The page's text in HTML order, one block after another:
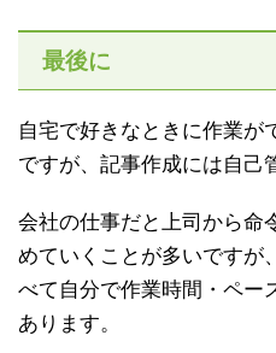
最後に
自宅で好きなときに作業が
ですが、記事作成には自己
会社の仕事だと上司から命
めていくことが多いですが
べて自分で作業時間・ペー
あります。